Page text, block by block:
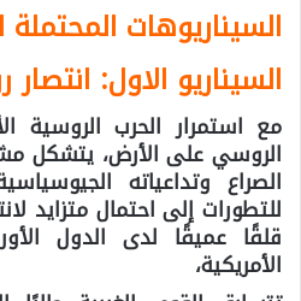
السيناريوهات المحتملة
السيناريو الاول:
مع استمرار الحرب الروسية
الروسي على الأرض، يتشكل
الصراع وتداعياته
للتطورات إلى احتمال متزايد
قلقًا عميقًا لدى الدول
الأمريكية،